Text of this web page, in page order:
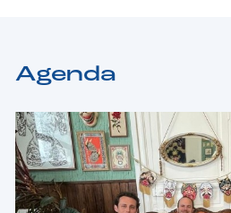
Agenda